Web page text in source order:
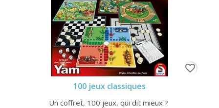
100 jeux classiques
Un coffret, 100 jeux, qui dit mieux ?
favorite_border